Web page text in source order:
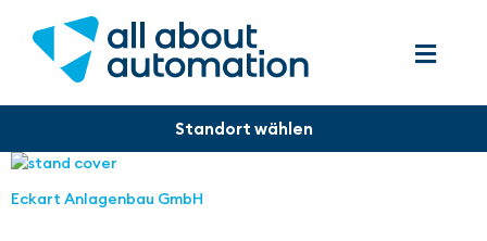
Eckart Anlagenbau GmbH